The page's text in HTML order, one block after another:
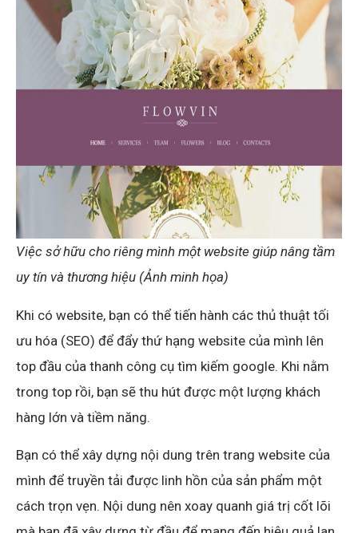
Việc sở hữu cho riêng mình một website giúp nâng tầm
uy tín và thương hiệu (Ảnh minh họa)
Khi có website, bạn có thể tiến hành các thủ thuật tối
ưu hóa (SEO) để đẩy thứ hạng website của mình lên
top đầu của thanh công cụ tìm kiếm google. Khi nằm
trong top rồi, bạn sẽ thu hút được một lượng khách
hàng lớn và tiềm năng.
Bạn có thể xây dựng nội dung trên trang website của
mình để truyền tải được linh hồn của sản phẩm một
cách trọn vẹn. Nội dung nên xoay quanh giá trị cốt lõi